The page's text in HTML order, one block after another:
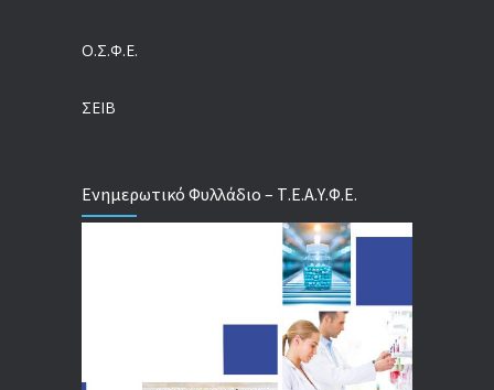
Ο.Σ.Φ.Ε.
ΣΕΙΒ
Ενημερωτικό Φυλλάδιο – Τ.Ε.Α.Υ.Φ.Ε.